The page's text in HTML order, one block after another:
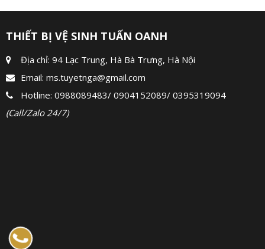
THIẾT BỊ VỆ SINH TUẤN OANH
Địa chỉ: 94 Lạc Trung, Hà Bà Trưng, Hà Nội
Email: ms.tuyetnga@gmail.com
Hotline: 0988089483/ 0904152089/ 0395319094
(Call/Zalo 24/7)